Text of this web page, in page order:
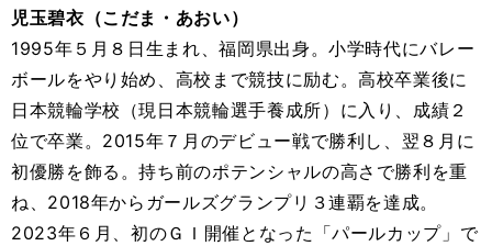
児玉碧衣（こだま・あおい）
1995年５月８日生まれ、福岡県出身。小学時代にバレー
ボールをやり始め、高校まで競技に励む。高校卒業後に
日本競輪学校（現日本競輪選手養成所）に入り、成績２
位で卒業。2015年７月のデビュー戦で勝利し、翌８月に
初優勝を飾る。持ち前のポテンシャルの高さで勝利を重
ね、2018年からガールズグランプリ３連覇を達成。
2023年６月、初のＧＩ開催となった「パールカップ」で